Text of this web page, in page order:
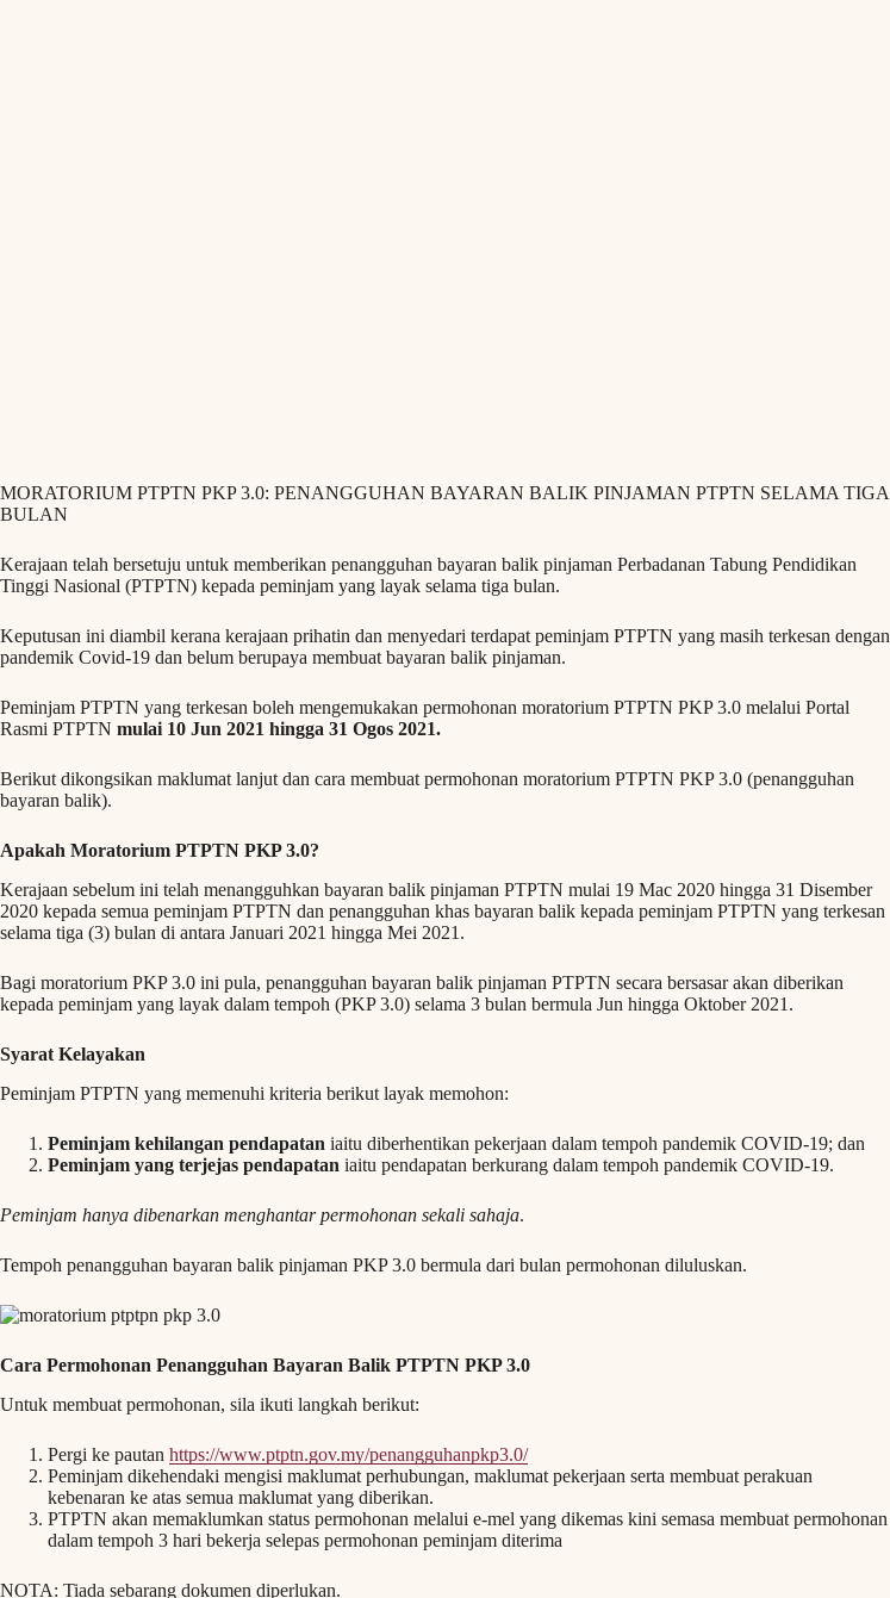
MORATORIUM PTPTN PKP 3.0: PENANGGUHAN BAYARAN BALIK PINJAMAN PTPTN SELAMA TIGA
BULAN
Kerajaan telah bersetuju untuk memberikan penangguhan bayaran balik pinjaman Perbadanan Tabung Pendidikan
Tinggi Nasional (PTPTN) kepada peminjam yang layak selama tiga bulan.
Keputusan ini diambil kerana kerajaan prihatin dan menyedari terdapat peminjam PTPTN yang masih terkesan dengan
pandemik Covid-19 dan belum berupaya membuat bayaran balik pinjaman.
Peminjam PTPTN yang terkesan boleh mengemukakan permohonan moratorium PTPTN PKP 3.0 melalui Portal
Rasmi PTPTN mulai 10 Jun 2021 hingga 31 Ogos 2021.
Berikut dikongsikan maklumat lanjut dan cara membuat permohonan moratorium PTPTN PKP 3.0 (penangguhan
bayaran balik).
Apakah Moratorium PTPTN PKP 3.0?
Kerajaan sebelum ini telah menangguhkan bayaran balik pinjaman PTPTN mulai 19 Mac 2020 hingga 31 Disember
2020 kepada semua peminjam PTPTN dan penangguhan khas bayaran balik kepada peminjam PTPTN yang terkesan
selama tiga (3) bulan di antara Januari 2021 hingga Mei 2021.
Bagi moratorium PKP 3.0 ini pula, penangguhan bayaran balik pinjaman PTPTN secara bersasar akan diberikan
kepada peminjam yang layak dalam tempoh (PKP 3.0) selama 3 bulan bermula Jun hingga Oktober 2021.
Syarat Kelayakan
Peminjam PTPTN yang memenuhi kriteria berikut layak memohon:
Peminjam kehilangan pendapatan iaitu diberhentikan pekerjaan dalam tempoh pandemik COVID-19; dan
Peminjam yang terjejas pendapatan iaitu pendapatan berkurang dalam tempoh pandemik COVID-19.
Peminjam hanya dibenarkan menghantar permohonan sekali sahaja.
Tempoh penangguhan bayaran balik pinjaman PKP 3.0 bermula dari bulan permohonan diluluskan.
Cara Permohonan Penangguhan Bayaran Balik PTPTN PKP 3.0
Untuk membuat permohonan, sila ikuti langkah berikut:
Pergi ke pautan https://www.ptptn.gov.my/penangguhanpkp3.0/
Peminjam dikehendaki mengisi maklumat perhubungan, maklumat pekerjaan serta membuat perakuan
kebenaran ke atas semua maklumat yang diberikan.
PTPTN akan memaklumkan status permohonan melalui e-mel yang dikemas kini semasa membuat permohonan
dalam tempoh 3 hari bekerja selepas permohonan peminjam diterima
NOTA: Tiada sebarang dokumen diperlukan.